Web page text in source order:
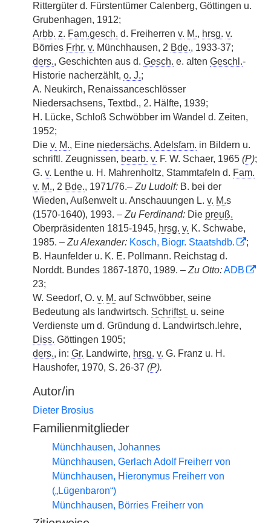
Rittergüter d. Fürstentümer Calenberg, Göttingen u.
Grubenhagen, 1912;
Arbb. z. Fam.gesch. d. Freiherren v. M., hrsg. v.
Börries Frhr. v. Münchhausen, 2 Bde., 1933-37;
ders., Geschichten aus d. Gesch. e. alten Geschl.-
Historie nacherzählt, o. J.;
A. Neukirch, Renaissanceschlösser
Niedersachsens, Textbd., 2. Hälfte, 1939;
H. Lücke, Schloß Schwöbber im Wandel d. Zeiten,
1952;
Die v. M., Eine niedersächs. Adelsfam. in Bildern u.
schriftl. Zeugnissen, bearb. v. F. W. Schaer, 1965 (P);
G. v. Lenthe u. H. Mahrenholtz, Stammtafeln d. Fam.
v. M., 2 Bde., 1971/76.– Zu Ludolf: B. bei der
Wieden, Außenwelt u. Anschauungen L. v. M.s
(1570-1640), 1993. – Zu Ferdinand: Die preuß.
Oberpräsidenten 1815-1945, hrsg. v. K. Schwabe,
1985. – Zu Alexander: Kosch, Biogr. Staatshdb.
;
B. Haunfelder u. K. E. Pollmann. Reichstag d.
Norddt. Bundes 1867-1870, 1989. – Zu Otto:ADB
23;
W. Seedorf, O. v. M. auf Schwöbber, seine
Bedeutung als landwirtsch. Schriftst. u. seine
Verdienste um d. Gründung d. Landwirtsch.lehre,
Diss. Göttingen 1905;
ders., in: Gr. Landwirte, hrsg. v. G. Franz u. H.
Haushofer, 1970, S. 26-37 (P).
Autor/in
Dieter Brosius
Familienmitglieder
Münchhausen, Johannes
Münchhausen, Gerlach Adolf Freiherr von
Münchhausen, Hieronymus Freiherr von
(„Lügenbaron“)
Münchhausen, Börries Freiherr von